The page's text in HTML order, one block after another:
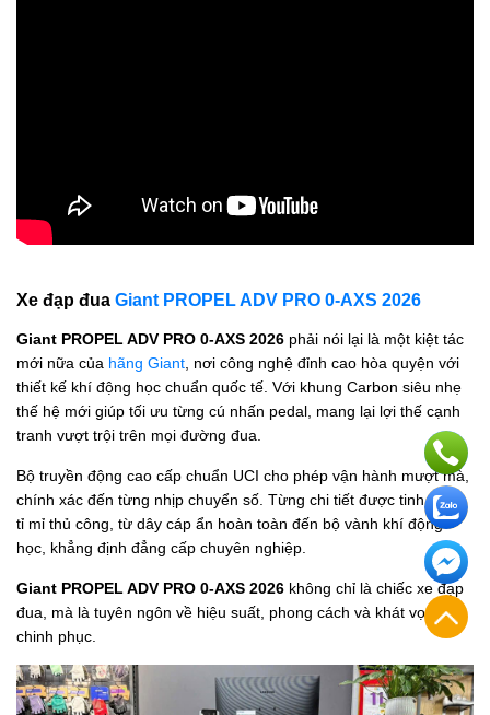
Xe đạp đua Giant PROPEL ADV PRO 0-AXS 2026
Giant PROPEL ADV PRO 0-AXS 2026 phải nói lại là một kiệt tác
mới nữa của hãng Giant , nơi công nghệ đỉnh cao hòa quyện với
thiết kế khí động học chuẩn quốc tế. Với khung Carbon siêu nhẹ
thế hệ mới giúp tối ưu từng cú nhấn pedal, mang lại lợi thế cạnh
tranh vượt trội trên mọi đường đua.
Bộ truyền động cao cấp chuẩn UCI cho phép vận hành mượt mà,
chính xác đến từng nhịp chuyển số. Từng chi tiết được tinh chỉnh
tỉ mỉ thủ công, từ dây cáp ẩn hoàn toàn đến bộ vành khí động
học, khẳng định đẳng cấp chuyên nghiệp.
Giant PROPEL ADV PRO 0-AXS 2026 không chỉ là chiếc xe đạp
đua, mà là tuyên ngôn về hiệu suất, phong cách và khát vọng
chinh phục.